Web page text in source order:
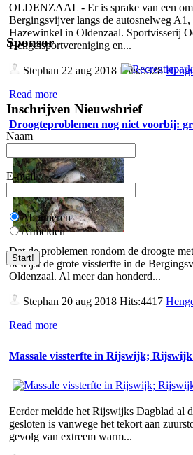
OLDENZAAL - Er is sprake van een
Bergingsvijver langs de autosnelweg
Hazewinkel in Oldenzaal. Sportvisserij
Hengelsportvereniging en...
Stephan 22 aug 2018 Hits:5328
Read more
Droogteproblemen nog niet voorbij:
Dat de problemen rondom de droogte
bewijst de grote vissterfte in de
Oldenzaal. Al meer dan honderd...
Stephan 20 aug 2018 Hits:4417
Read more
Massale vissterfte in Rijswijk;
Eerder meldde het Rijswijks Dagblad al
gesloten is vanwege het tekort aan
gevolg van extreem warm...
Sponsor
Inschrijven Nieuwsbrief
Naam
E-mail
Abonneren
Afmelden